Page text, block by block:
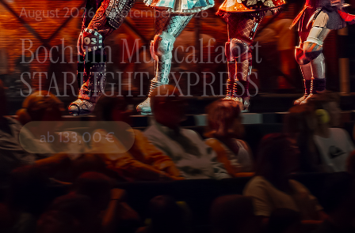
August 2026 · September 2026
Bochum Musicalfahrt
STARLIGHT EXPRESS
ab 133,00 €